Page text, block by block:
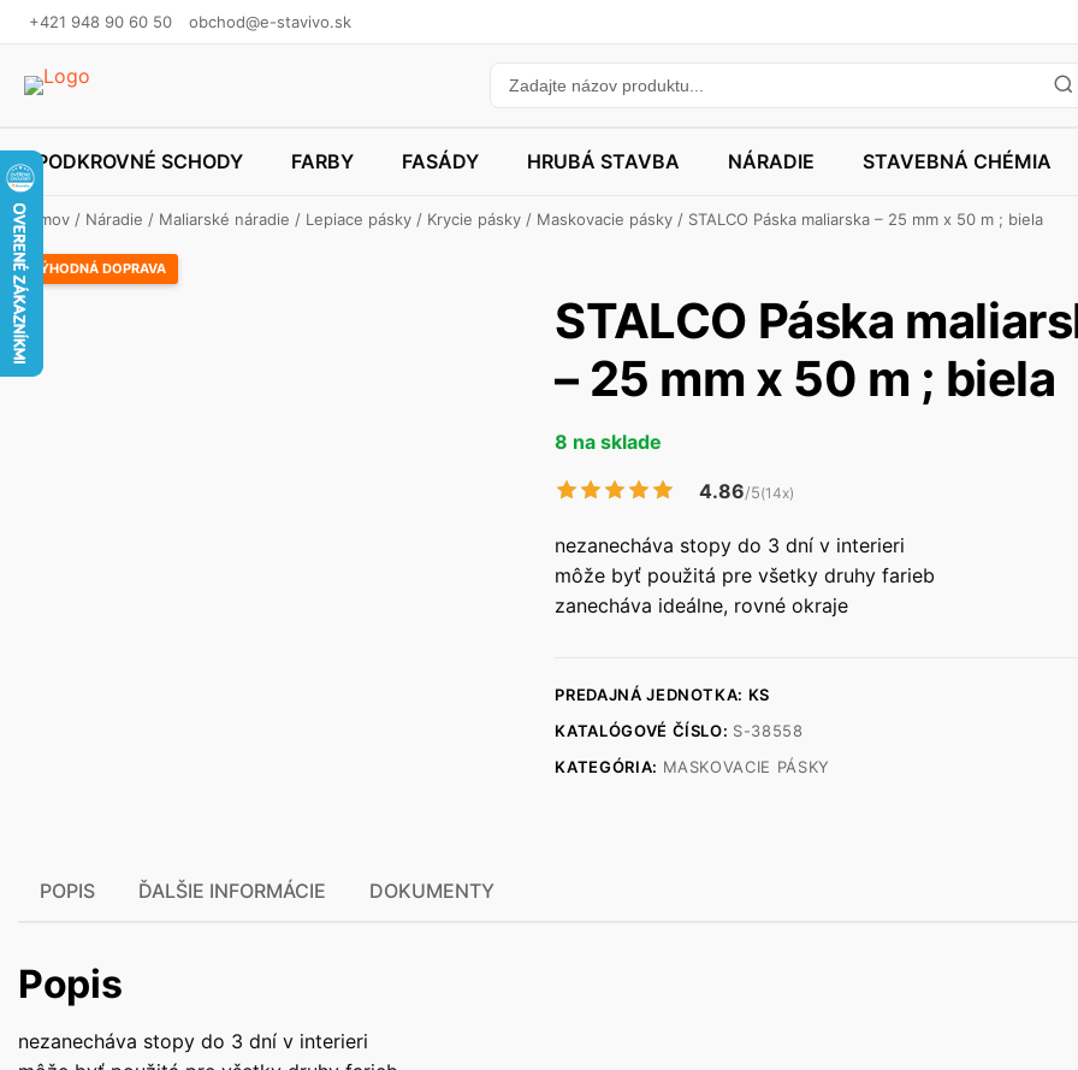
+421 948 90 60 50 obchod@e-stavivo.sk
PODKROVNÉ SCHODY FARBY FASÁDY HRUBÁ STAVBA NÁRADIE STAVEBNÁ CHÉMIA
Domov / Náradie / Maliarské náradie / Lepiace pásky / Krycie pásky / Maskovacie pásky / STALCO Páska maliarska – 25 mm x 50 m ; biela
VÝHODNÁ DOPRAVA
STALCO Páska
– 25 mm x 50 m ; biela
8 na sklade
4.86/5(14x)
nezanecháva stopy do 3 dní v interieri
môže byť použitá pre všetky druhy farieb
zanecháva ideálne, rovné okraje
PREDAJNÁ JEDNOTKA: KS
KATALÓGOVÉ ČÍSLO: S-38558
KATEGÓRIA: MASKOVACIE PÁSKY
POPIS ĎALŠIE INFORMÁCIE DOKUMENTY
Popis
nezanecháva stopy do 3 dní v interieri